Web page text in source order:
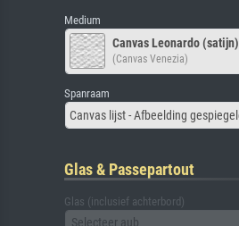
Medium
Canvas Leonardo (satijn)
(Canvas Venezia)
Spanraam
Glas & Passepartout
Glas (inclusief achterbord)
Selecteer aub